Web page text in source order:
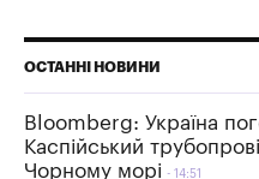
ОСТАННІ НОВИНИ
Bloomberg: Україна
Каспійський
Чорному морі
14:51